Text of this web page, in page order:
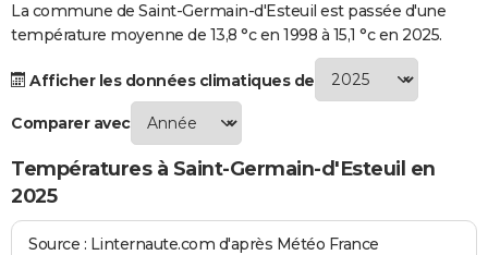
FORUM
La commune de Saint-Germain-d'Esteuil est passée d'une
température moyenne de 13,8 °c en 1998 à 15,1 °c en 2025.
Afficher les données climatiques de
Comparer avec
Températures à Saint-Germain-d'Esteuil en
2025
Source : Linternaute.com d'après Météo France